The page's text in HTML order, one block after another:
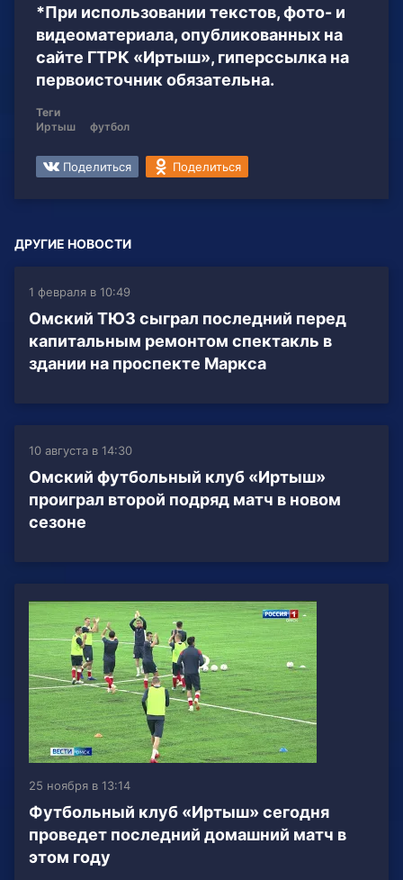
*При использовании текстов, фото- и
видеоматериала, опубликованных на
сайте ГТРК «Иртыш», гиперссылка на
первоисточник обязательна.
Теги
Иртыш
футбол
Поделиться Поделиться
ДРУГИЕ НОВОСТИ
1 февраля в 10:49
Омский ТЮЗ сыграл последний перед
капитальным ремонтом спектакль в
здании на проспекте Маркса
10 августа в 14:30
Омский футбольный клуб «Иртыш»
проиграл второй подряд матч в новом
сезоне
25 ноября в 13:14
Футбольный клуб «Иртыш» сегодня
проведет последний домашний матч в
этом году